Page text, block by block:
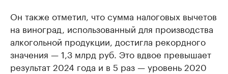
Он также отметил, что сумма налоговых вычетов
на виноград, использованный для производства
алкогольной продукции, достигла рекордного
значения — 1,3 млрд руб. Это вдвое превышает
результат 2024 года и в 5 раз — уровень 2020